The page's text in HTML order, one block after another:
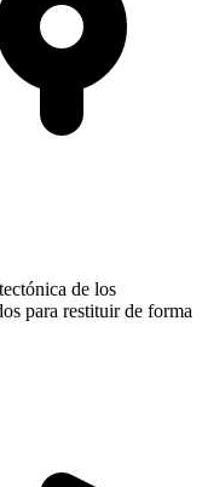
de los
para restituir de forma